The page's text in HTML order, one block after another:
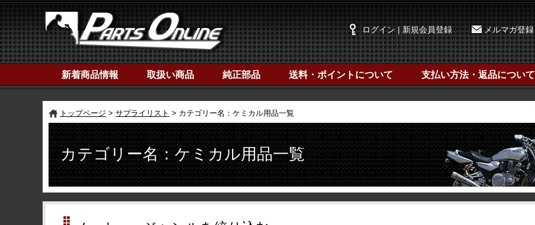
ログイン | 新規会員登録 メルマガ登録
新着商品情報 取扱い商品 純正部品 送料・ポイントについて 支払い方法・返品について
トップページ サプライリスト カテゴリー名：ケミカル用品一覧
カテゴリー名：ケミカル用品一覧